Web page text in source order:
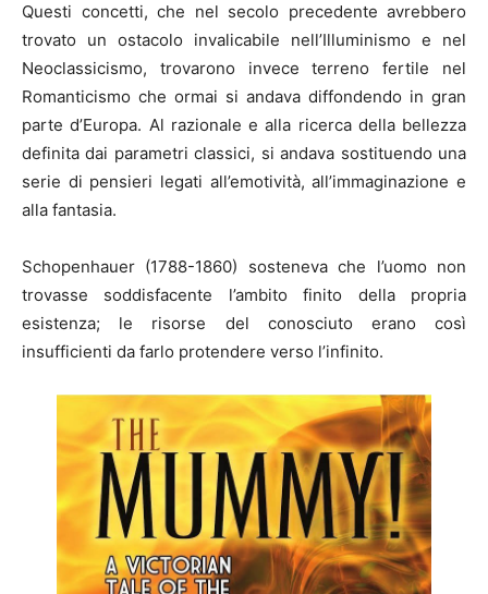
Questi concetti, che nel secolo precedente avrebbero
trovato un ostacolo invalicabile nell’Illuminismo e nel
Neoclassicismo, trovarono invece terreno fertile nel
Romanticismo che ormai si andava diffondendo in gran
parte d’Europa. Al razionale e alla ricerca della bellezza
definita dai parametri classici, si andava sostituendo una
serie di pensieri legati all’emotività, all’immaginazione e
alla fantasia.
Schopenhauer (1788-1860) sosteneva che l’uomo non
trovasse soddisfacente l’ambito finito della propria
esistenza; le risorse del conosciuto erano così
insufficienti da farlo protendere verso l’infinito.